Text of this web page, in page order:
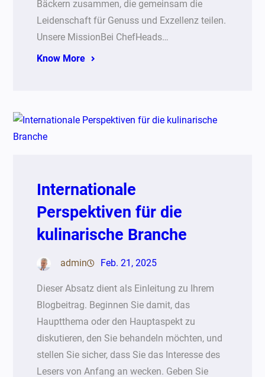
Bäckern zusammen, die gemeinsam die
Leidenschaft für Genuss und Exzellenz teilen.
Unsere MissionBei ChefHeads…
Know More
Internationale
Perspektiven für die
kulinarische Branche
admin Feb. 21, 2025
Dieser Absatz dient als Einleitung zu Ihrem
Blogbeitrag. Beginnen Sie damit, das
Hauptthema oder den Hauptaspekt zu
diskutieren, den Sie behandeln möchten, und
stellen Sie sicher, dass Sie das Interesse des
Lesers von Anfang an wecken. Geben Sie